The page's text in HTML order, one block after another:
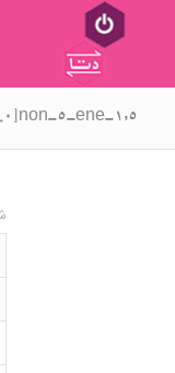
۱,۵-Diazabicyclo[4.3.0]non-5-ene